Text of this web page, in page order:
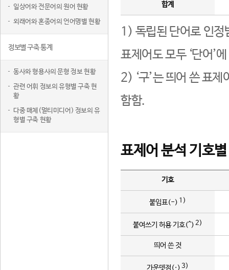
일상어와 전문어의 원어 현황
외래어와 혼종어의 언어명별 현황
정보별 구축 통계
동사와 형용사의 문형 정보 현황
관련 어휘 정보의 유형별 구축 현
황
다중 매체(멀티미디어) 정보의 유
형별 구축 현황
합계
1) 독립된 단어로 인정
표제어도 모두 ‘단어’
2) ‘구’는 띄어 쓴 표
함함.
표제어 분석 기호
기호
붙임표(-) 1)
붙여쓰기 허용 기호(^) 2)
띄어 쓴 것
가운뎃점(·) 3)